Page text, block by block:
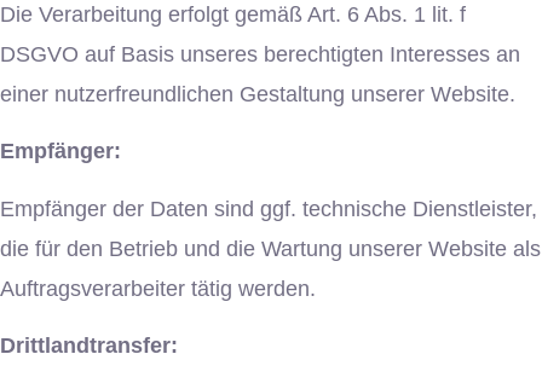
Die Verarbeitung erfolgt gemäß Art. 6 Abs. 1 lit. f
DSGVO auf Basis unseres berechtigten Interesses an
einer nutzerfreundlichen Gestaltung unserer Website.
Empfänger:
Empfänger der Daten sind ggf. technische Dienstleister,
die für den Betrieb und die Wartung unserer Website als
Auftragsverarbeiter tätig werden.
Drittlandtransfer: